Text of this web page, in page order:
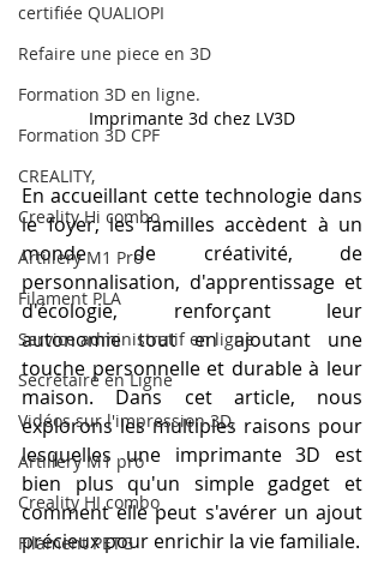
certifiée QUALIOPI
Refaire une piece en 3D
Formation 3D en ligne.
Formation 3D CPF
CREALITY,
Creality Hi combo
Artillery M1 Pro
Filament PLA
Service administratif en ligne
Secrétaire en Ligne
Vidéos sur l'impression 3D,
Artillery M1 pro
Creality HI combo
Filament PETG
Imprimante 3d chez LV3D
En accueillant cette technologie dans
le foyer, les familles accèdent à un
monde de créativité, de
personnalisation, d'apprentissage et
d'écologie, renforçant leur
autonomie tout en ajoutant une
touche personnelle et durable à leur
maison. Dans cet article, nous
explorons les multiples raisons pour
lesquelles une imprimante 3D est
bien plus qu'un simple gadget et
comment elle peut s'avérer un ajout
précieux pour enrichir la vie familiale.